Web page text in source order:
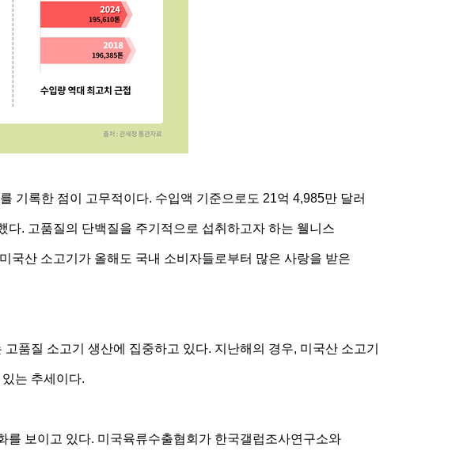
기록한 점이 고무적이다. 수입액 기준으로도 21억 4,985만 달러
. 고품질의 단백질을 주기적으로 섭취하고자 하는 웰니스
국산 소고기가 올해도 국내 소비자들로부터 많은 사랑을 받은
품질 소고기 생산에 집중하고 있다. 지난해의 경우, 미국산 소고기
는 추세이다.
보이고 있다. 미국육류수출협회가 한국갤럽조사연구소와